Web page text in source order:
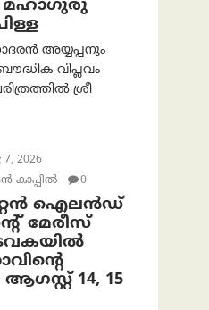
മഹാഗുരു
അയ്യപ്പനും
വിപ്ലവം
ശ്രീ
7, 2026
കാപ്പില്‍
0
ഐലൻഡ്
മേരീസ്
14, 15